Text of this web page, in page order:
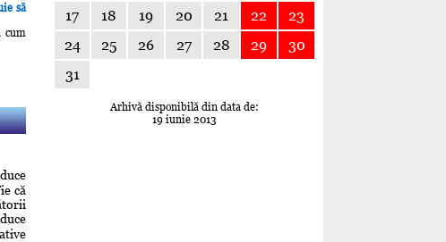
să
cum
că
17
18 19 20 21 22
23
24
25 26 27 28 29
30
31
Arhivă disponibilă din data de:
19 iunie 2013